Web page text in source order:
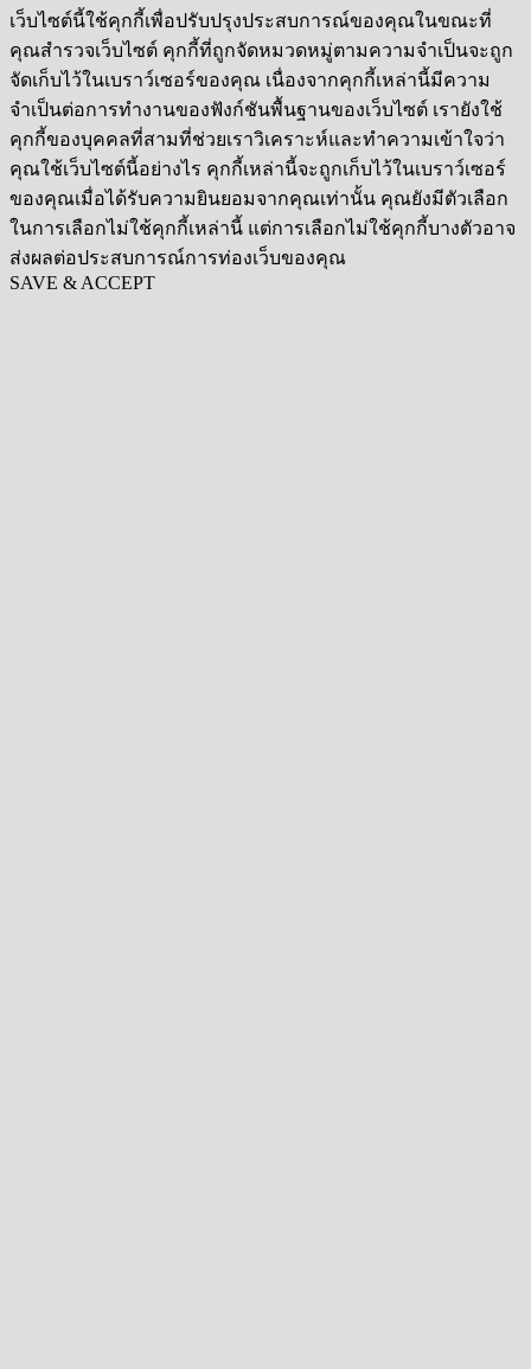
เว็บไซต์นี้ใช้คุกกี้เพื่อปรับปรุงประสบการณ์ของคุณในขณะที่
คุณสำรวจเว็บไซต์ คุกกี้ที่ถูกจัดหมวดหมู่ตามความจำเป็นจะถูก
จัดเก็บไว้ในเบราว์เซอร์ของคุณ เนื่องจากคุกกี้เหล่านี้มีความ
จำเป็นต่อการทำงานของฟังก์ชันพื้นฐานของเว็บไซต์ เรายังใช้
คุกกี้ของบุคคลที่สามที่ช่วยเราวิเคราะห์และทำความเข้าใจว่า
คุณใช้เว็บไซต์นี้อย่างไร คุกกี้เหล่านี้จะถูกเก็บไว้ในเบราว์เซอร์
ของคุณเมื่อได้รับความยินยอมจากคุณเท่านั้น คุณยังมีตัวเลือก
ในการเลือกไม่ใช้คุกกี้เหล่านี้ แต่การเลือกไม่ใช้คุกกี้บางตัวอาจ
ส่งผลต่อประสบการณ์การท่องเว็บของคุณ
SAVE & ACCEPT